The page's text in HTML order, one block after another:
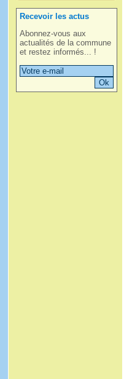
Recevoir les actus
Abonnez-vous aux
actualités de la commune
et restez informés... !